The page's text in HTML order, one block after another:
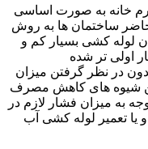
خانه به صورت اساسی
حاضر ساختمان ها به روش
لوله کشی بسیار کم و
اولی تر شده
در نظر گرفتن میزان
شیوه های کاهش مصرف
به میزان فشار لازم در
یا تعمیر لوله کشی آب